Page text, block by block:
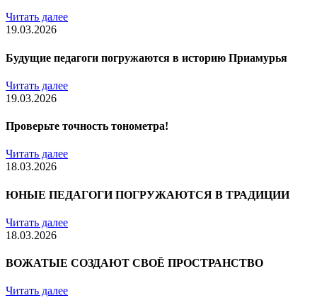
Читать далее
19.03.2026
Будущие педагоги погружаются в историю Приамурья
Читать далее
19.03.2026
Проверьте точность тонометра!
Читать далее
18.03.2026
ЮНЫЕ ПЕДАГОГИ ПОГРУЖАЮТСЯ В ТРАДИЦИИ
Читать далее
18.03.2026
ВОЖАТЫЕ СОЗДАЮТ СВОЁ ПРОСТРАНСТВО
Читать далее